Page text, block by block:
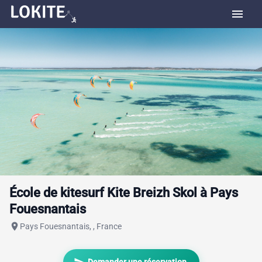
menu
École de kitesurf Kite Breizh Skol à Pays
Fouesnantais
place Pays Fouesnantais, , France